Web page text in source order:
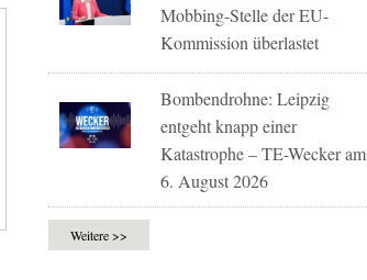
Mobbing-Stelle der EU-
Kommission überlastet
Bombendrohne: Leipzig
entgeht knapp einer
Katastrophe – TE-Wecker am
6. August 2026
Weitere >>